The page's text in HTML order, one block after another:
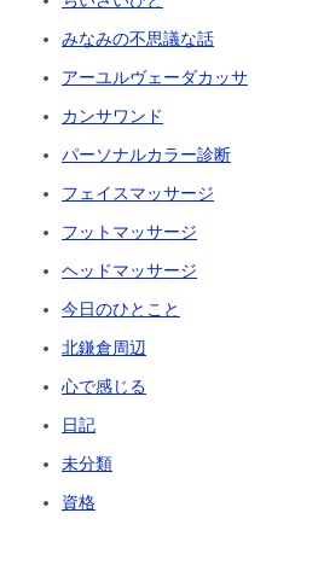
みなみの不思議な話
アーユルヴェーダカッサ
カンサワンド
パーソナルカラー診断
フェイスマッサージ
フットマッサージ
ヘッドマッサージ
今日のひとこと
北鎌倉周辺
心で感じる
日記
未分類
資格